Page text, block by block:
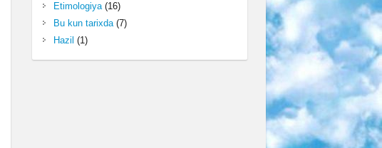
Etimologiya(16)
Bu kun tarixda(7)
Hazil (1)